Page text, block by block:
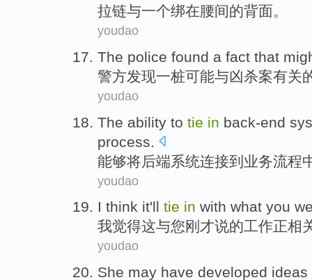
拉链与一个绑在腰间的背面。
youdao
The police found a fact that
警方发现一桩可能与凶杀案有关
youdao
The ability to tie in back-end
process
能够将后端系统连接到业务流程
youdao
I think it'll tie in with what you
我觉得这与您刚才说的工作正相
youdao
She may have developed ideas